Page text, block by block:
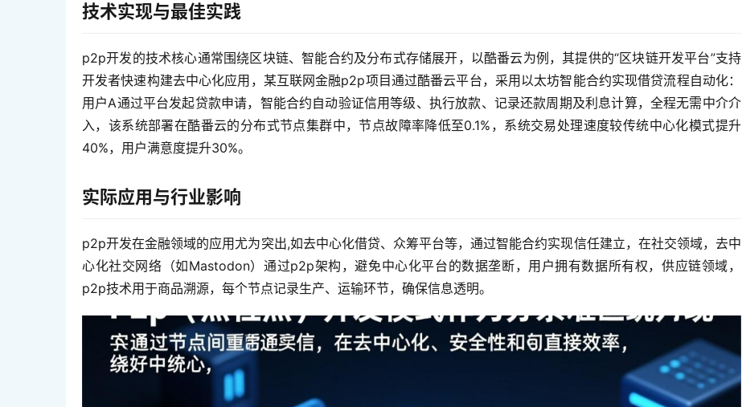
技术实现与最佳实践
p2p开发的技术核心通常围绕区块链、智能合约及分布式存储展开，以酷番云为例，其提供的“区块链开发平台”支持
开发者快速构建去中心化应用，某互联网金融p2p项目通过酷番云平台，采用以太坊智能合约实现借贷流程自动化：
用户A通过平台发起贷款申请，智能合约自动验证信用等级、执行放款、记录还款周期及利息计算，全程无需中介介
入，该系统部署在酷番云的分布式节点集群中，节点故障率降低至0.1%，系统交易处理速度较传统中心化模式提升
40%，用户满意度提升30%。
实际应用与行业影响
p2p开发在金融领域的应用尤为突出,如去中心化借贷、众筹平台等，通过智能合约实现信任建立，在社交领域，去中
心化社交网络（如Mastodon）通过p2p架构，避免中心化平台的数据垄断，用户拥有数据所有权，供应链领域，
p2p技术用于商品溯源，每个节点记录生产、运输环节，确保信息透明。